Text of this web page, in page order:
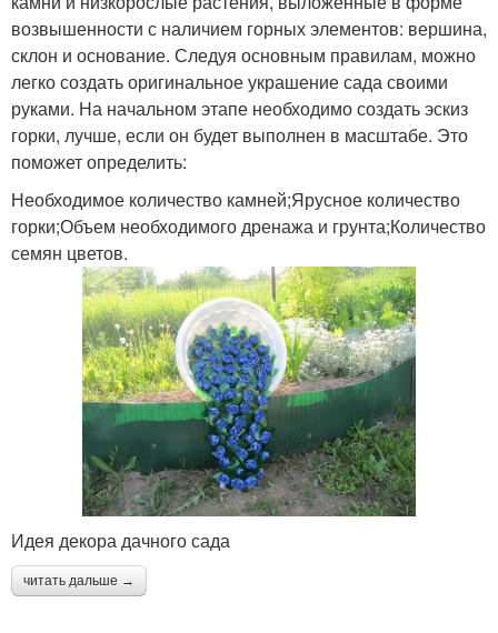
возвышенности с наличием горных элементов: вершина,
склон и основание. Следуя основным правилам, можно
легко создать оригинальное украшение сада своими
руками. На начальном этапе необходимо создать эскиз
горки, лучше, если он будет выполнен в масштабе. Это
поможет определить:
Необходимое количество камней;Ярусное количество
горки;Объем необходимого дренажа и грунта;Количество
семян цветов.
Идея декора дачного сада
читать дальше →